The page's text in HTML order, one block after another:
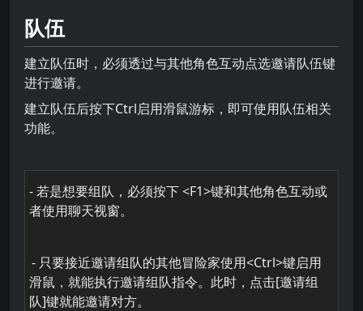
队伍
建立队伍时，必须透过与其他角色互动点选邀请队伍键
进行邀请。
建立队伍后按下Ctrl启用滑鼠游标，即可使用队伍相关
功能。
- 若是想要组队，必须按下 <F1>键和其他角色互动或
者使用聊天视窗。
- 只要接近邀请组队的其他冒险家使用<Ctrl>键启用
滑鼠，就能执行邀请组队指令。此时，点击[邀请组
队]键就能邀请对方。